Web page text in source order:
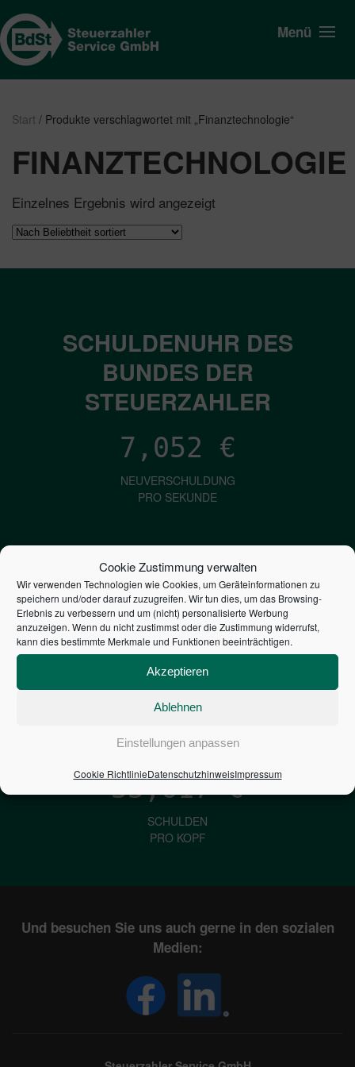
Cookie Zustimmung verwalten
Wir verwenden Technologien wie Cookies, um Geräteinformationen zu
speichern und/oder darauf zuzugreifen. Wir tun dies, um das Browsing-
Erlebnis zu verbessern und um (nicht) personalisierte Werbung
anzuzeigen. Wenn du nicht zustimmst oder die Zustimmung widerrufst,
kann dies bestimmte Merkmale und Funktionen beeinträchtigen.
Akzeptieren
Ablehnen
Einstellungen anpassen
Cookie RichtlinieDatenschutzhinweisImpressum
Menü
Start / Produkte verschlagwortet mit „Finanztechnologie“
FINANZTECHNOLOGIE
Einzelnes Ergebnis wird angezeigt
SCHULDENUHR DES
BUNDES DER
STEUERZAHLER
7,052 €
NEUVERSCHULDUNG
PRO SEKUNDE
1,601€
ZINSEN
PRO SEKUNDE
2,805,949,495,340
STAATSVERSCHULDUNG
33,617€
SCHULDEN
PRO KOPF
Und besuchen Sie uns auch gerne in den sozialen
Medien: